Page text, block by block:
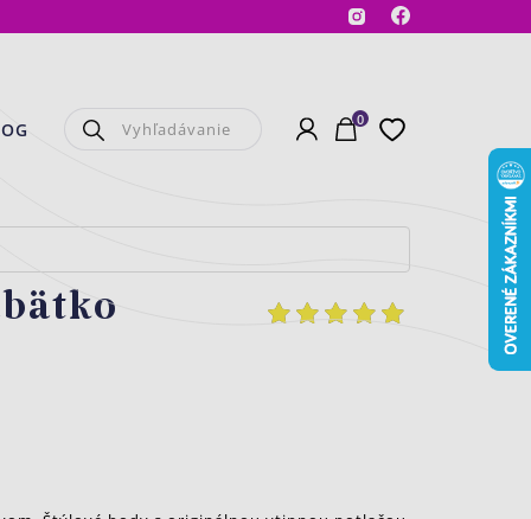
InstagramFacebook
Prihlásenie
Košík
0 Obľúbené